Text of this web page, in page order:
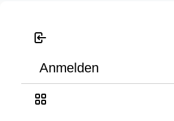
Anmelden